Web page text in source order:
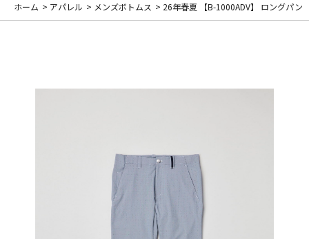
ホーム > アパレル > メンズボトムス > 26年春夏 【B-1000ADV】 ロングパン